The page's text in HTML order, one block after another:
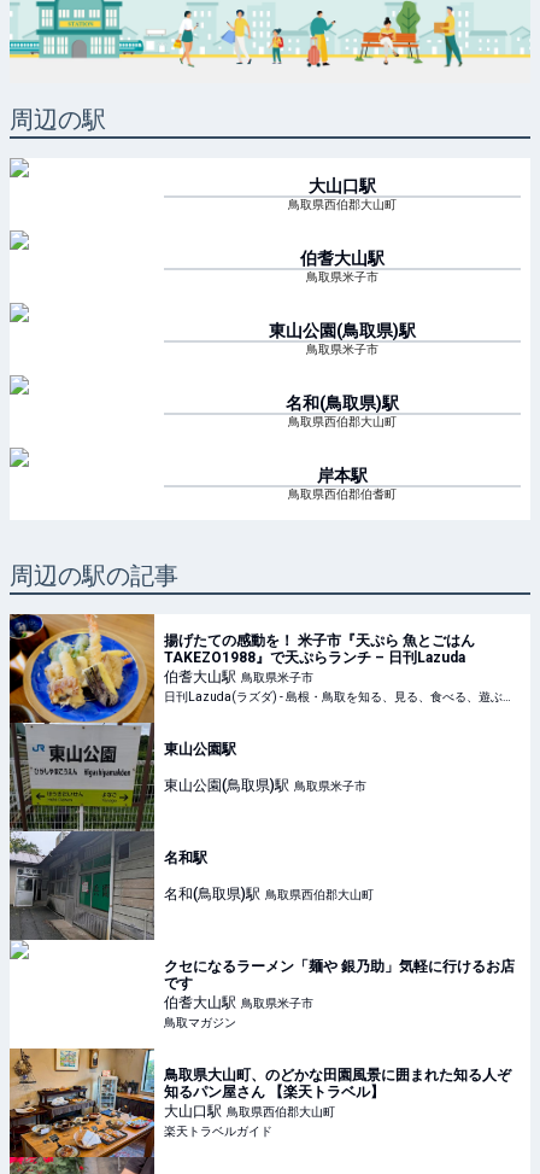
周辺の駅
大山口駅
鳥取県西伯郡大山町
伯耆大山駅
鳥取県米子市
東山公園(鳥取県)駅
鳥取県米子市
名和(鳥取県)駅
鳥取県西伯郡大山町
岸本駅
鳥取県西伯郡伯耆町
周辺の駅の記事
揚げたての感動を！ 米子市『天ぷら 魚とごはん
TAKEZO1988』で天ぷらランチ – 日刊Lazuda
伯耆大山駅 鳥取県米子市
東山公園駅
東山公園(鳥取県)駅 鳥取県米子市
名和駅
名和(鳥取県)駅 鳥取県西伯郡大山町
クセになるラーメン「麺や 銀乃助」気軽に行けるお店
です
伯耆大山駅 鳥取県米子市
鳥取マガジン
鳥取県大山町、のどかな田園風景に囲まれた知る人ぞ
知るパン屋さん 【楽天トラベル】
大山口駅 鳥取県西伯郡大山町
楽天トラベルガイド